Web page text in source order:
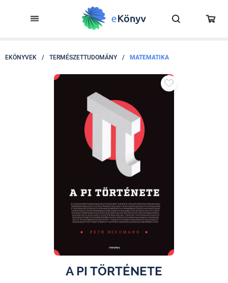
EKÖNYVEK / TERMÉSZETTUDOMÁNY / MATEMATIKA
A PI TÖRTÉNETE